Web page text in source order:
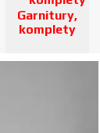
Garnitury,
komplety